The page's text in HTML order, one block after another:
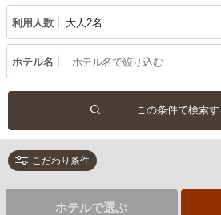
利用人数 大人2名
ホテル名
こだわり条件
ホテルで選ぶ